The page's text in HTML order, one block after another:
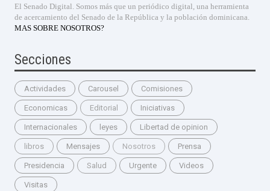
El Senado Digital. Somos más que un periódico digital, una herramienta
de acercamiento del Senado de la República y la población dominicana.
MAS SOBRE NOSOTROS?
Secciones
Actividades Carousel Comisiones
Economicas Editorial Iniciativas
Internacionales leyes Libertad de opinion
libros Mensajes Nosotros Prensa
Presidencia Salud Urgente Videos
Visitas